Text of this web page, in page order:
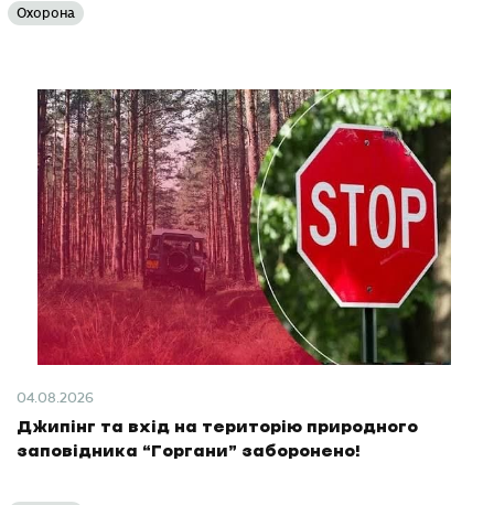
Охорона
04.08.2026
Джипінг та вхід на територію природного
заповідника “Горгани” заборонено!